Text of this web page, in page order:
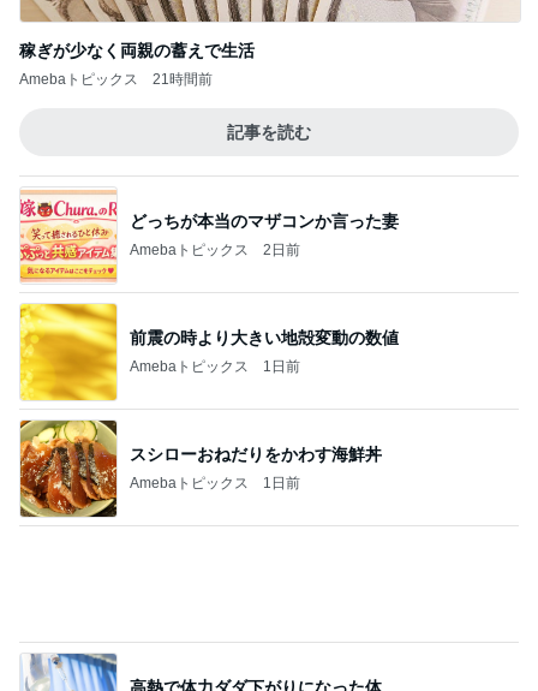
稼ぎが少なく両親の蓄えで生活
Amebaトピックス 21時間前
記事を読む
どっちが本当のマザコンか言った妻
Amebaトピックス 2日前
前震の時より大きい地殻変動の数値
Amebaトピックス 1日前
スシローおねだりをかわす海鮮丼
Amebaトピックス 1日前